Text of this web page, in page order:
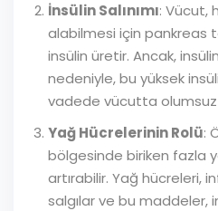
İnsülin Salınımı: Vücut,
alabilmesi için pankreas
insülin üretir. Ancak,
nedeniyle, bu yüksek
vadede vücutta
Yağ Hücrelerinin Rolü:
bölgesinde biriken fazla
artırabilir. Yağ hücreleri,
salgılar ve bu maddeler,